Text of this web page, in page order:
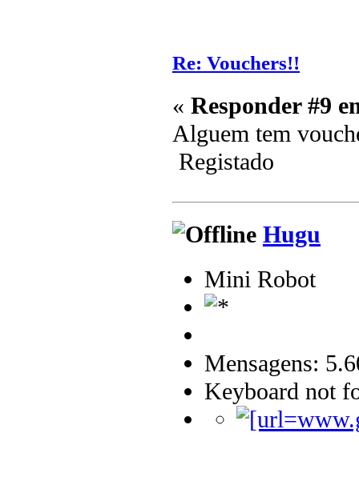
Re: Vouchers!!
« Responder #9
Alguem tem
Registado
Hugu
Mini Robot
Mensagens:
Keyboard not